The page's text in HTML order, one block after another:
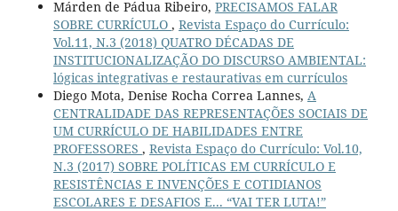
Márden de Pádua Ribeiro, PRECISAMOS FALAR
SOBRE CURRÍCULO , Revista Espaço do Currículo:
Vol.11, N.3 (2018) QUATRO DÉCADAS DE
INSTITUCIONALIZAÇÃO DO DISCURSO AMBIENTAL:
lógicas integrativas e restaurativas em currículos
Diego Mota, Denise Rocha Correa Lannes, A
CENTRALIDADE DAS REPRESENTAÇÕES SOCIAIS DE
UM CURRÍCULO DE HABILIDADES ENTRE
PROFESSORES , Revista Espaço do Currículo: Vol.10,
N.3 (2017) SOBRE POLÍTICAS EM CURRÍCULO E
RESISTÊNCIAS E INVENÇÕES E COTIDIANOS
ESCOLARES E DESAFIOS E... “VAI TER LUTA!”